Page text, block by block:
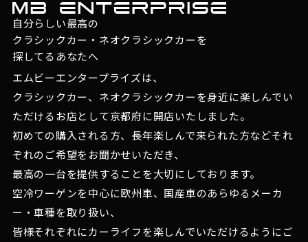
自分らしい最高の
クラシックカー・ネオクラシックカーを
探してるあなたへ
エムビーエンタープライズは、
クラシックカー、ネオクラシックカーを身近に楽しんでい
ただけるお店として京都府に開店いたしました。
初めての購入される方、長年楽しんで来られた方などそれ
ぞれのご希望をお聞かせいただき、
最高の一台を提供することを大切にしております。
空冷ワーゲンを中心に欧州車、国産車のあらゆるメーカ
ー・車種を取り扱い、
皆様それぞれにカーライフを楽しんでいただけるようにご